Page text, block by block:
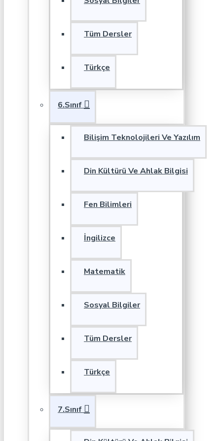
Tüm Dersler
Türkçe
6.Sınıf
Bilişim Teknolojileri Ve Yazılım
Din Kültürü Ve Ahlak Bilgisi
Fen Bilimleri
İngilizce
Matematik
Sosyal Bilgiler
Tüm Dersler
Türkçe
7.Sınıf